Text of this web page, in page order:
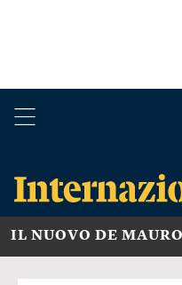
IL NUOVO DE MAURO